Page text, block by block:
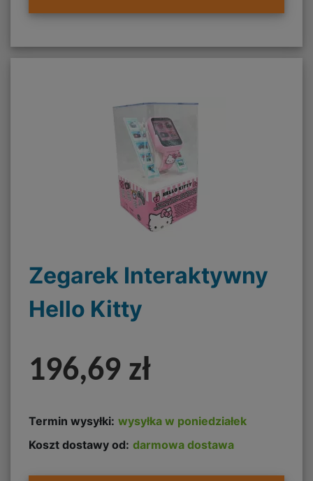
Zegarek Interaktywny
Hello Kitty
196,69 zł
Termin wysyłki: wysyłka w poniedziałek
Koszt dostawy od: darmowa dostawa